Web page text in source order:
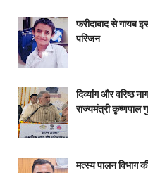
फरीदाबाद से गायब
परिजन
दिव्यांग और वरिष्ठ
राज्यमंत्री कृष्णपाल
मत्स्य पालन विभाग